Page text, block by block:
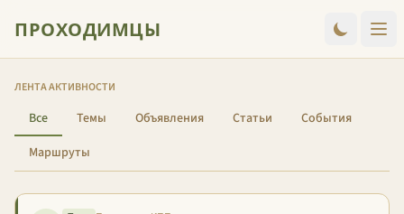
ПРОХОДИМЦЫ
ЛЕНТА АКТИВНОСТИ
Все Темы Объявления Статьи
События
Маршруты